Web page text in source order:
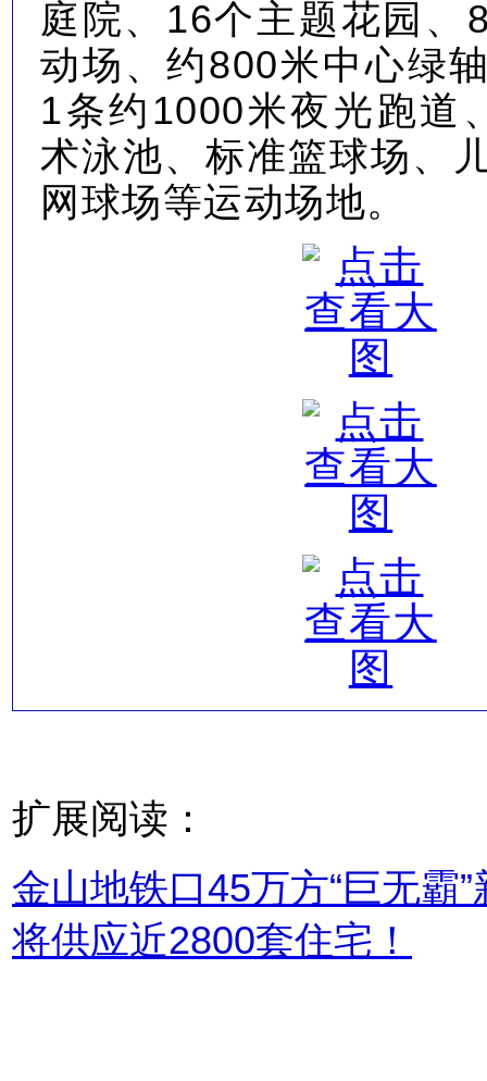
庭院、16个主题花园、
动场、约800米中心绿
1条约1000米夜光跑道
术泳池、标准篮球场、
网球场等运动场地。
扩展阅读：
金山地铁口45万方“巨无霸
将供应近2800套住宅！